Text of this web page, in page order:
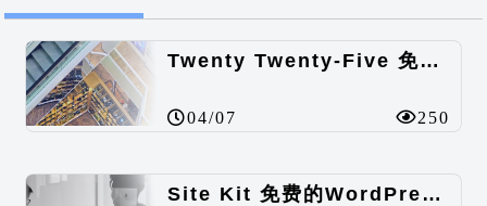
Twenty Twenty-Five 免费的WordPress内容主题
04/07 250
Site Kit 免费的WordPress数据统计插件